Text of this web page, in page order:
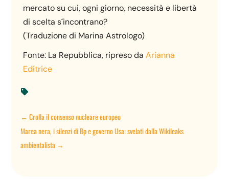
mercato su cui, ogni giorno, necessità e libertà
di scelta s´incontrano?
(Traduzione di Marina Astrologo)
Fonte: La Repubblica, ripreso daArianna
Editrice

←Crolla il consenso nucleare europeo
Marea nera, i silenzi di Bp e governo Usa: svelati dalla Wikileaks
ambientalista →